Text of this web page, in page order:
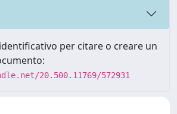
per citare o creare un
20.500.11769/572931